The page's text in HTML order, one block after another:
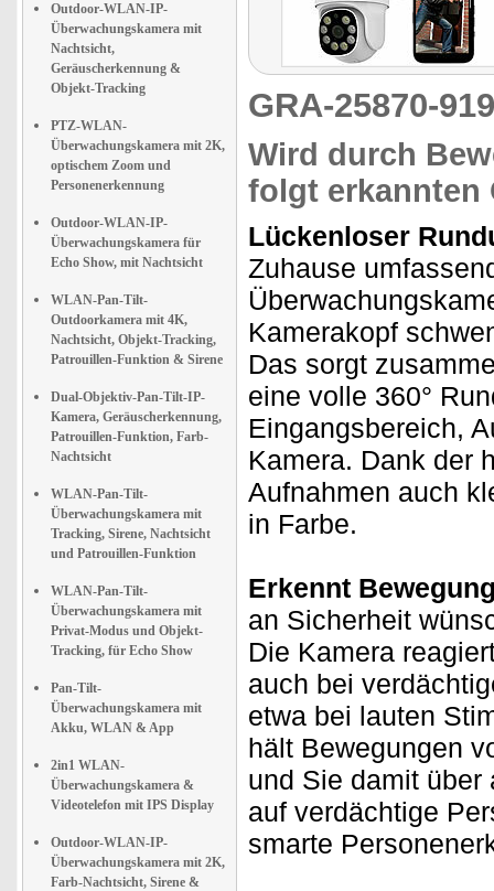
Outdoor-WLAN-IP-
Überwachungskamera mit
Nachtsicht,
Geräuscherkennung &
Objekt-Tracking
PTZ-WLAN-
Überwachungskamera mit 2K,
optischem Zoom und
Personenerkennung
Outdoor-WLAN-IP-
Überwachungskamera für
Echo Show, mit Nachtsicht
WLAN-Pan-Tilt-
Outdoorkamera mit 4K,
Nachtsicht, Objekt-Tracking,
Patrouillen-Funktion & Sirene
Dual-Objektiv-Pan-Tilt-IP-
Kamera, Geräuscherkennung,
Patrouillen-Funktion, Farb-
Nachtsicht
WLAN-Pan-Tilt-
Überwachungskamera mit
Tracking, Sirene, Nachtsicht
und Patrouillen-Funktion
WLAN-Pan-Tilt-
Überwachungskamera mit
Privat-Modus und Objekt-
Tracking, für Echo Show
Pan-Tilt-
Überwachungskamera mit
Akku, WLAN & App
2in1 WLAN-
Überwachungskamera &
Videotelefon mit IPS Display
Outdoor-WLAN-IP-
Überwachungskamera mit 2K,
Farb-Nachtsicht, Sirene &
GRA-25870-
Wird durch
folgt erkannten
Lückenloser
Zuhause
Kamerakopf
Das sorgt
eine volle 360°
Eingangsbereich,
Kamera. Dank der
Aufnahmen auch
in Farbe.
Erkennt
an Sicherheit
Die Kamera
auch bei
etwa bei lauten
hält Bewegungen
und Sie damit über
auf verdächtige
smarte